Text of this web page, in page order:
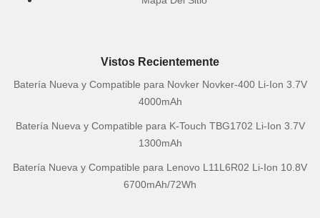
Vistos Recientemente
Batería Nueva y Compatible para Novker Novker-400 Li-Ion 3.7V
4000mAh
Batería Nueva y Compatible para K-Touch TBG1702 Li-Ion 3.7V
1300mAh
Batería Nueva y Compatible para Lenovo L11L6R02 Li-Ion 10.8V
6700mAh/72Wh